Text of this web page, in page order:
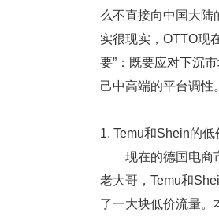
么不直接向中国大陆
实很现实，OTTO现
要”：既要应对下沉
己中高端的平台调性。
1. Temu和Shein的低
现在的德国电商
老大哥，Temu和
了一大块低价流量。